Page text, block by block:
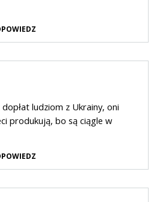
ludziom z Ukrainy, oni
produkują, bo są ciągle w